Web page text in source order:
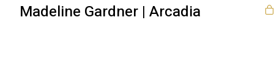
Madeline Gardner | Arcadia